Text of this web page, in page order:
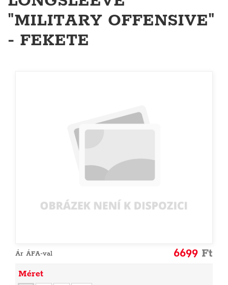
"MILITARY OFFENSIVE"
- FEKETE
Ár ÁFA-val 6699 Ft
Méret